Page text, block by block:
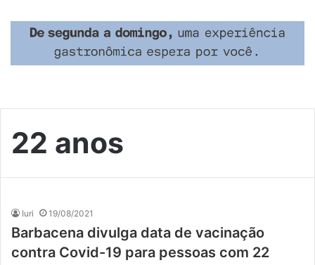
22 anos
Iuri 19/08/2021
Barbacena divulga data de vacinação
contra Covid-19 para pessoas com 22